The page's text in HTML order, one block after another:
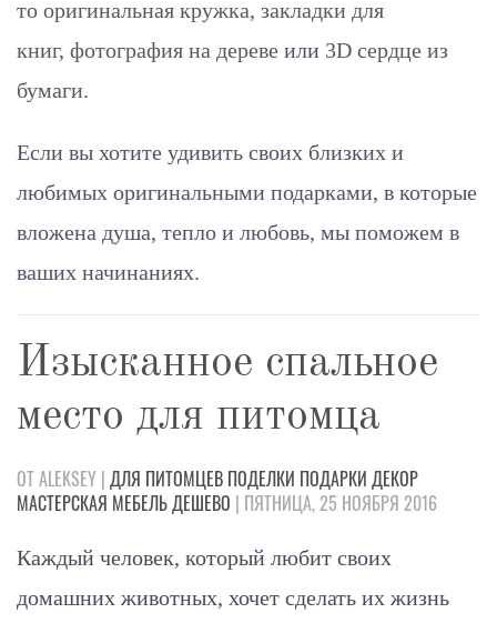
то оригинальная кружка, закладки для
книг, фотография на дереве или 3D сердце из
бумаги.
Если вы хотите удивить своих близких и
любимых оригинальными подарками, в которые
вложена душа, тепло и любовь, мы поможем в
ваших начинаниях.
Изысканное спальное
место для питомца
ОТ ALEKSEY | ДЛЯ ПИТОМЦЕВ ПОДЕЛКИ ПОДАРКИ ДЕКОР
МАСТЕРСКАЯ МЕБЕЛЬДЕШЕВО | ПЯТНИЦА, 25 НОЯБРЯ 2016
Каждый человек, который любит своих
домашних животных, хочет сделать их жизнь